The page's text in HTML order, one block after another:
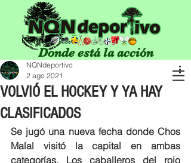
Donde está la acción
VOLVIÓ EL HOCKEY Y YA HAY
CLASIFICADOS
NQNdeportivo
2 ago 2021
Se jugó una nueva fecha donde Chos
Malal visitó la capital en ambas
categorías. Los caballeros del rojo